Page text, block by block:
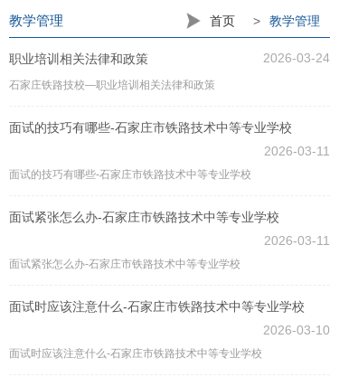
教学管理 首页 > 教学管理
职业培训相关法律和政策 2026-03-24
石家庄铁路技校—职业培训相关法律和政策
面试的技巧有哪些-石家庄市铁路技术中等专业学校
2026-03-11
面试的技巧有哪些-石家庄市铁路技术中等专业学校
面试紧张怎么办-石家庄市铁路技术中等专业学校
2026-03-11
面试紧张怎么办-石家庄市铁路技术中等专业学校
面试时应该注意什么-石家庄市铁路技术中等专业学校
2026-03-10
面试时应该注意什么-石家庄市铁路技术中等专业学校
师，请不要再浪费宝贵时间 。